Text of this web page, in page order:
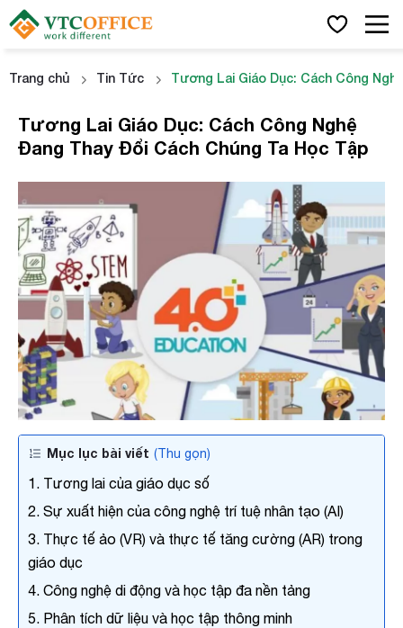
Trang chủ Tin Tức Tương Lai Giáo Dục: Cách Công
Tương Lai Giáo Dục: Cách Công Nghệ
Đang Thay Đổi Cách Chúng Ta Học Tập
Mục lục bài viết (Thu gọn)
1. Tương lai của giáo dục số
2. Sự xuất hiện của công nghệ trí tuệ nhân tạo (AI)
3. Thực tế ảo (VR) và thực tế tăng cường (AR) trong
giáo dục
4. Công nghệ di động và học tập đa nền tảng
5. Phân tích dữ liệu và học tập thông minh